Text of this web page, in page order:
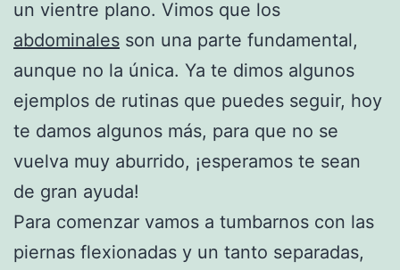
un vientre plano. Vimos que los
abdominales son una parte fundamental,
aunque no la única. Ya te dimos algunos
ejemplos de rutinas que puedes seguir, hoy
te damos algunos más, para que no se
vuelva muy aburrido, ¡esperamos te sean
de gran ayuda!
Para comenzar vamos a tumbarnos con las
piernas flexionadas y un tanto separadas,